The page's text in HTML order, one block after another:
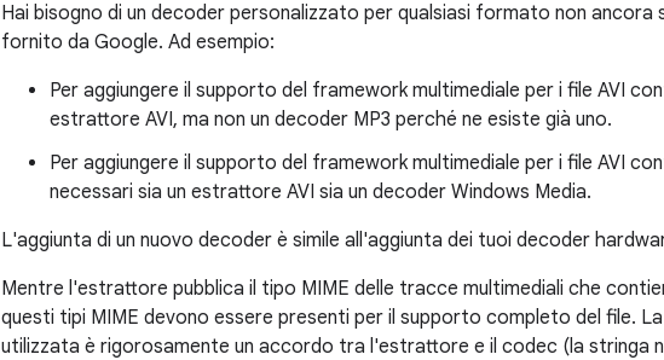
Hai bisogno di un decoder personalizzato per qualsiasi formato non
fornito da Google. Ad esempio:
Per aggiungere il supporto del framework multimediale per i file AVI
estrattore AVI, ma non un decoder MP3 perché ne esiste già uno.
Per aggiungere il supporto del framework multimediale per i file AVI
necessari sia un estrattore AVI sia un decoder Windows Media.
L'aggiunta di un nuovo decoder è simile all'aggiunta dei tuoi decoder
Mentre l'estrattore pubblica il tipo MIME delle tracce multimediali che
questi tipi MIME devono essere presenti per il supporto completo del file.
utilizzata è rigorosamente un accordo tra l'estrattore e il codec (la stringa